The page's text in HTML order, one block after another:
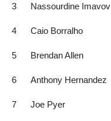
3 Nassourdine Imavov
4 Caio Borralho
5 Brendan Allen
6 Anthony Hernandez
7 Joe Pyer